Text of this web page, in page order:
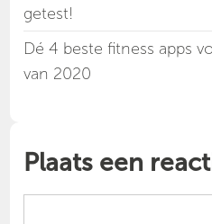
getest!
Dé 4 beste fitness apps
van 2020
Plaats een